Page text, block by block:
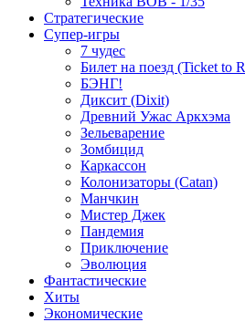
Стратегические
Супер-игры
7 чудес
Билет на поезд (Ticket to
БЭНГ!
Диксит (Dixit)
Древний Ужас Аркхэма
Зельеварение
Зомбицид
Каркассон
Колонизаторы (Catan)
Манчкин
Мистер Джек
Пандемия
Приключение
Эволюция
Фантастические
Хиты
Экономические